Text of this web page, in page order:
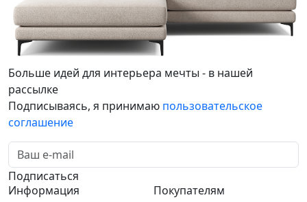
Больше идей для интерьера мечты - в нашей
рассылке
Подписываясь, я принимаю пользовательское
соглашение
Подписаться
Информация
Покупателям